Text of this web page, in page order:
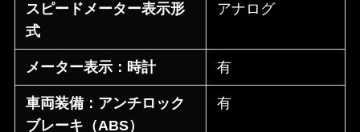
スピードメーター表示形
式
アナログ
メーター表示：時計 有
車両装備：アンチロック
ブレーキ（ABS）
有